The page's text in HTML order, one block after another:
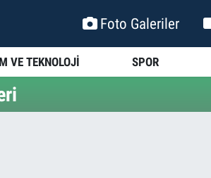
Foto Galeriler
VE TEKNOLOJİ SPOR